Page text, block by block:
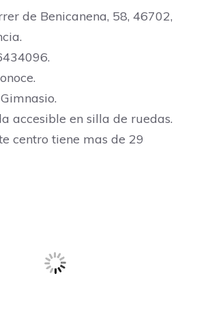
de Benicanena, 58, 46702,
Gimnasio.
accesible en silla de ruedas.
centro tiene mas de 29